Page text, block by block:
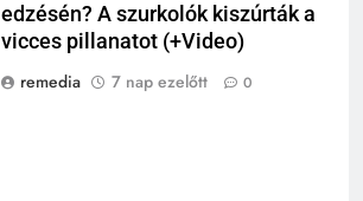
edzésén? A szurkolók kiszúrták a
vicces pillanatot (+Video)
remedia
7 nap ezelőtt 0